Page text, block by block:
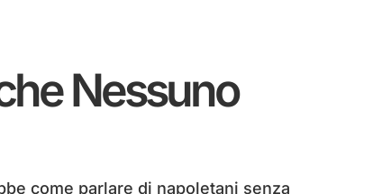
Nessuno
come parlare di napoletani senza